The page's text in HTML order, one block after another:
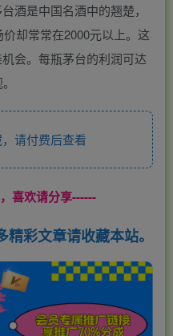
酒是中国名酒中的翘楚，
却常常在2000元以上。这
会。每瓶茅台的利润可达
请付费后查看
喜欢请分享------
彩文章请收藏本站。